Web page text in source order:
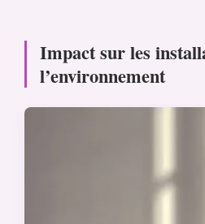
Impact sur les
l’environnement